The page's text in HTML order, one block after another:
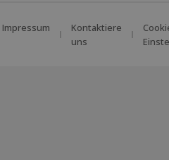
Impressum
Kontaktiere
uns